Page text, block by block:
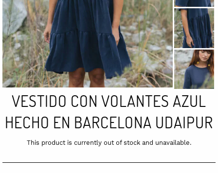
VESTIDO CON VOLANTES AZUL
HECHO EN BARCELONA UDAIPUR
This product is currently out of stock and unavailable.